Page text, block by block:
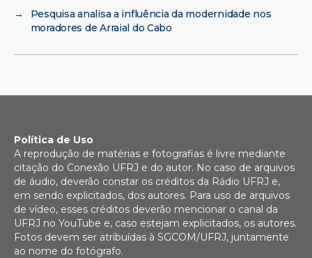
→
Pesquisa analisa a influência da modernidade nos
moradores de Arraial do Cabo
Política de Uso
A reprodução de matérias e fotografias é livre mediante
citação do Conexão UFRJ e do autor. No caso de arquivos
de áudio, deverão constar os créditos da Rádio UFRJ e,
em sendo explicitados, dos autores. Para uso de arquivos
de vídeo, esses créditos deverão mencionar o canal da
UFRJ no YouTube e, caso estejam explicitados, os autores.
Fotos devem ser atribuídas à SGCOM/UFRJ, juntamente
ao nome do fotógrafo.